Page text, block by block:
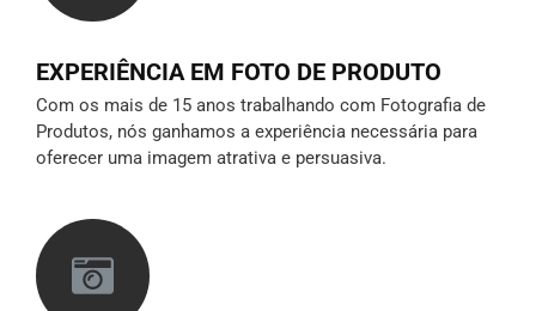
EXPERIÊNCIA EM FOTO DE PRODUTO
Com os mais de 15 anos trabalhando com Fotografia de
Produtos, nós ganhamos a experiência necessária para
oferecer uma imagem atrativa e persuasiva.